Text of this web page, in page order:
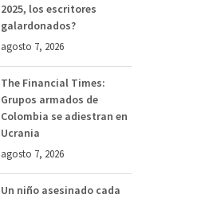
2025, los escritores
galardonados?
agosto 7, 2026
The Financial Times:
Grupos armados de
Colombia se adiestran en
Ucrania
agosto 7, 2026
Un niño asesinado cada